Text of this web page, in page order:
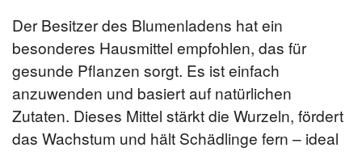
Der Besitzer des Blumenladens hat ein
besonderes Hausmittel empfohlen, das für
gesunde Pflanzen sorgt. Es ist einfach
anzuwenden und basiert auf natürlichen
Zutaten. Dieses Mittel stärkt die Wurzeln, fördert
das Wachstum und hält Schädlinge fern – ideal